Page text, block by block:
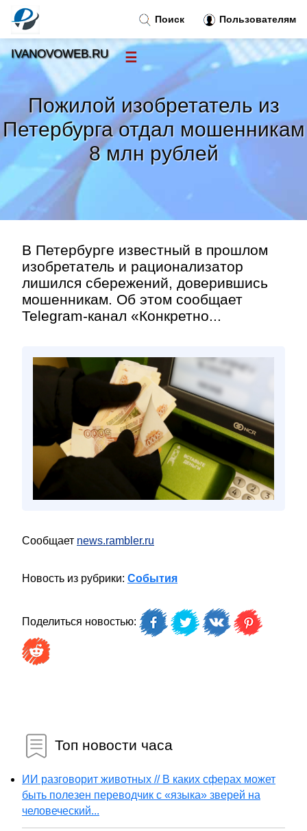
Пожилой изобретатель из
Петербурга отдал мошенникам
8 млн рублей
В Петербурге известный в прошлом
изобретатель и рационализатор
лишился сбережений, доверившись
мошенникам. Об этом сообщает
Telegram-канал «Конкретно...
Сообщает news.rambler.ru
Новость из рубрики: События
Поделиться новостью:
Топ новости часа
ИИ разговорит животных // В каких сферах может
быть полезен переводчик с «языка» зверей на
человеческий...
Поиск Пользователям
IVANOVOWEB.RU ☰
Новости
Тренды новостей
»
Правила »